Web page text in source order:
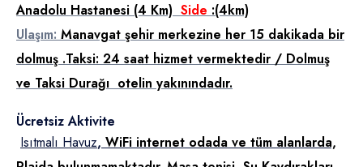
Anadolu Hastanesi (4 Km) Side :(4km)
Ulaşım: Manavgat şehir merkezine her 15 dakikada bir
dolmuş .Taksi: 24 saat hizmet vermektedir / Dolmuş
ve Taksi Durağı otelin yakınındadır.
Ücretsiz Aktivite
Isıtmalı Havuz, WiFi internet odada ve tüm alanlarda,